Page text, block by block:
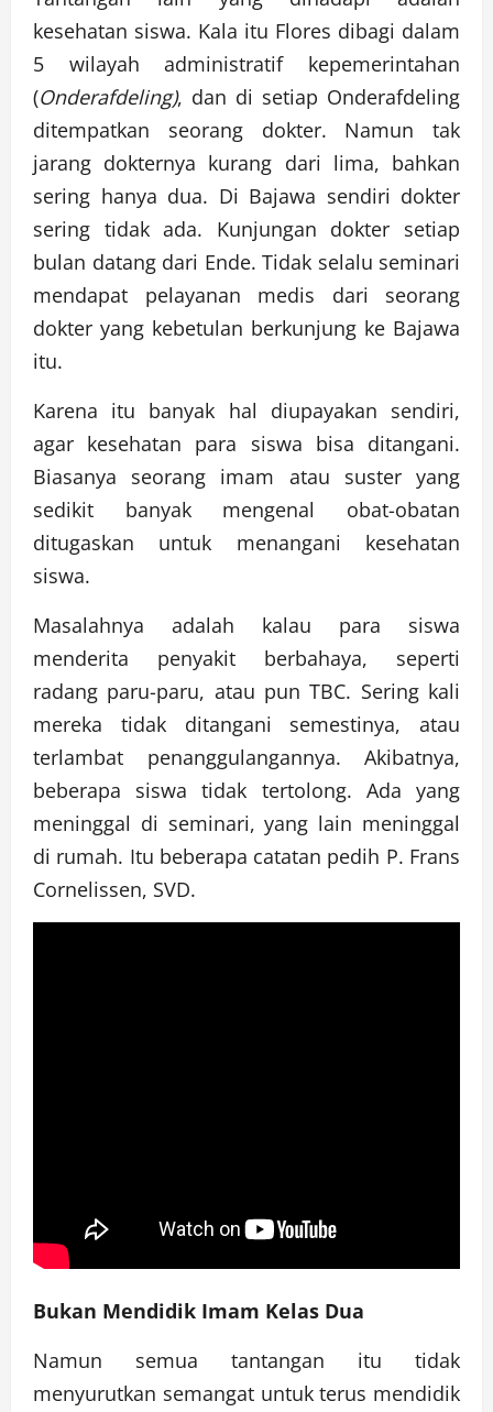
kesehatan siswa. Kala itu Flores dibagi dalam
5 wilayah administratif kepemerintahan
(Onderafdeling), dan di setiap Onderafdeling
ditempatkan seorang dokter. Namun tak
jarang dokternya kurang dari lima, bahkan
sering hanya dua. Di Bajawa sendiri dokter
sering tidak ada. Kunjungan dokter setiap
bulan datang dari Ende. Tidak selalu seminari
mendapat pelayanan medis dari seorang
dokter yang kebetulan berkunjung ke Bajawa
itu.
Karena itu banyak hal diupayakan sendiri,
agar kesehatan para siswa bisa ditangani.
Biasanya seorang imam atau suster yang
sedikit banyak mengenal obat-obatan
ditugaskan untuk menangani kesehatan
siswa.
Masalahnya adalah kalau para siswa
menderita penyakit berbahaya, seperti
radang paru-paru, atau pun TBC. Sering kali
mereka tidak ditangani semestinya, atau
terlambat penanggulangannya. Akibatnya,
beberapa siswa tidak tertolong. Ada yang
meninggal di seminari, yang lain meninggal
di rumah. Itu beberapa catatan pedih P. Frans
Cornelissen, SVD.
Bukan Mendidik Imam Kelas Dua
Namun semua tantangan itu tidak
menyurutkan semangat untuk terus mendidik